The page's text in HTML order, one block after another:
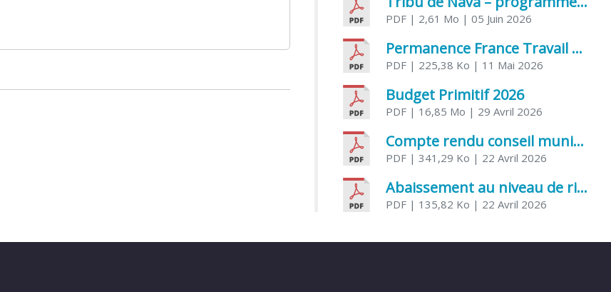
PDF | 2,61 Mo | 05 Juin 2026
Permanence France Travail au CCAS de Saujon Juin 2026
PDF | 225,38 Ko | 11 Mai 2026
Budget Primitif 2026
PDF | 16,85 Mo | 29 Avril 2026
Compte rendu conseil municipal – 7 avril 2026
PDF | 341,29 Ko | 22 Avril 2026
Abaissement au niveau de risque modéré de l’Influenza aviaire
PDF | 135,82 Ko | 22 Avril 2026